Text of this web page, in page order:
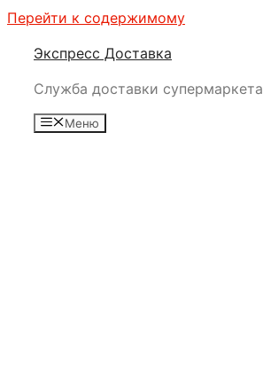
Перейти к содержимому
Экспресс Доставка
Служба доставки супермаркета
Меню